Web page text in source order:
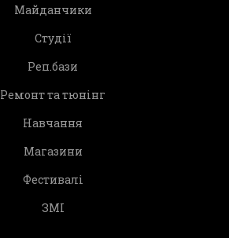
Майданчики
Студії
Реп.бази
Ремонт та тюнінг
Навчання
Магазини
Фестивалі
ЗМІ